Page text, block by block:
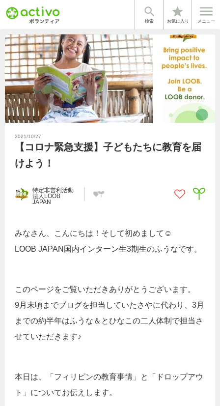

検索
star
お気に入り

メニュー
2021/10/27
【コロナ緊急支援】子どもたちに教育を届
けよう！
特定非営利活動
法人LOOB
JAPAN
みなさん、こんにちは！そして初めまして☺
LOOB JAPAN国内インターン生3期生のふうなです。
このページをご覧いただきありがとうございます。
9月末頃までブログを担当していたさやに代わり、3月
までの約半年はふうな＆とひなこの二人体制で担当さ
せていただきます♪
本日は、「フィリピンの教育事情」と「ドロップアウ
ト」についてお伝えします。